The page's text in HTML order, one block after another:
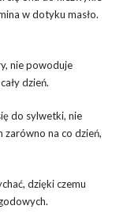
w dotyku masło.
nie powoduje
dzień.
do sylwetki, nie
zarówno na co dzień,
dzięki czemu